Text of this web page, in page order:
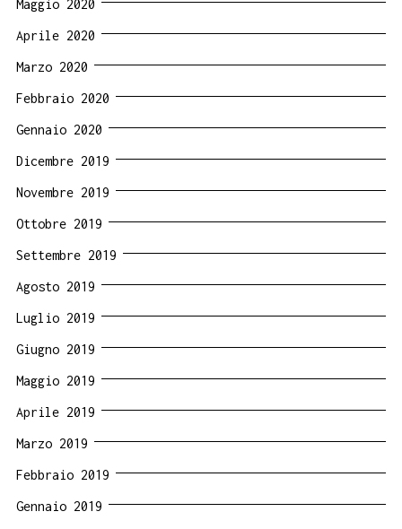
Maggio 2020
Aprile 2020
Marzo 2020
Febbraio 2020
Gennaio 2020
Dicembre 2019
Novembre 2019
Ottobre 2019
Settembre 2019
Agosto 2019
Luglio 2019
Giugno 2019
Maggio 2019
Aprile 2019
Marzo 2019
Febbraio 2019
Gennaio 2019